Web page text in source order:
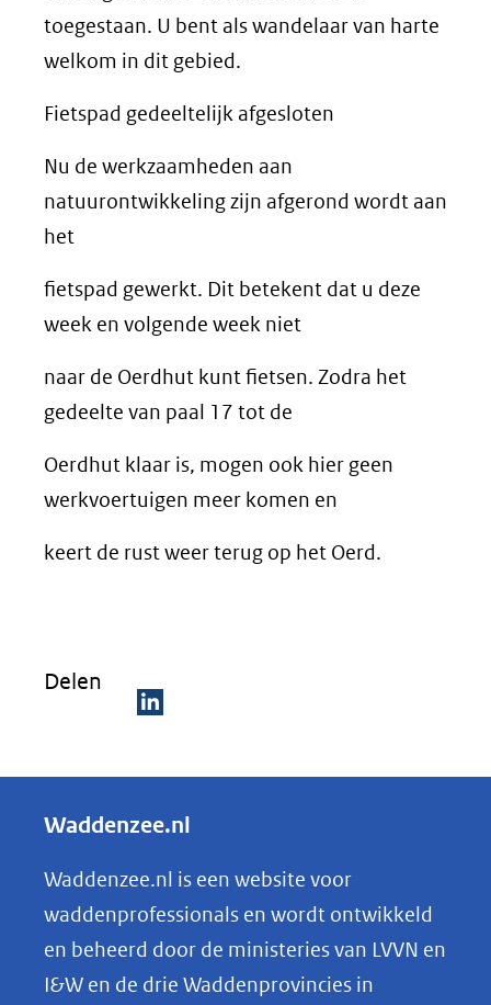
toegestaan. U bent als wandelaar van harte
welkom in dit gebied.
Fietspad gedeeltelijk afgesloten
Nu de werkzaamheden aan
natuurontwikkeling zijn afgerond wordt aan
het
fietspad gewerkt. Dit betekent dat u deze
week en volgende week niet
naar de Oerdhut kunt fietsen. Zodra het
gedeelte van paal 17 tot de
Oerdhut klaar is, mogen ook hier geen
werkvoertuigen meer komen en
keert de rust weer terug op het Oerd.
Delen
e
e
n
o
p
Waddenzee.nl
Waddenzee.nl is een website voor
waddenprofessionals en wordt ontwikkeld
en beheerd door de ministeries van LVVN en
I&W en de drie Waddenprovincies in